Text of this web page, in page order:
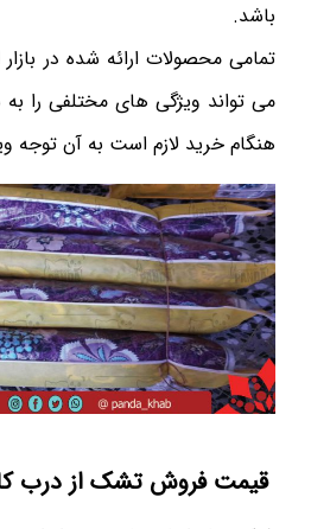
باشد.
تمامی محصولات ارائه شده در بازار
می ‌تواند ویژگی های مختلفی را
هنگام خرید لازم است به آن توجه
قیمت فروش تشک از درب